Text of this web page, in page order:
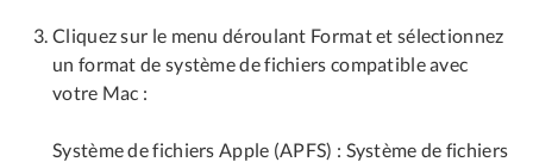
Cliquez sur le menu déroulant Format et sélectionnez
un format de système de fichiers compatible avec
votre Mac :
Système de fichiers Apple (APFS) : Système de fichiers